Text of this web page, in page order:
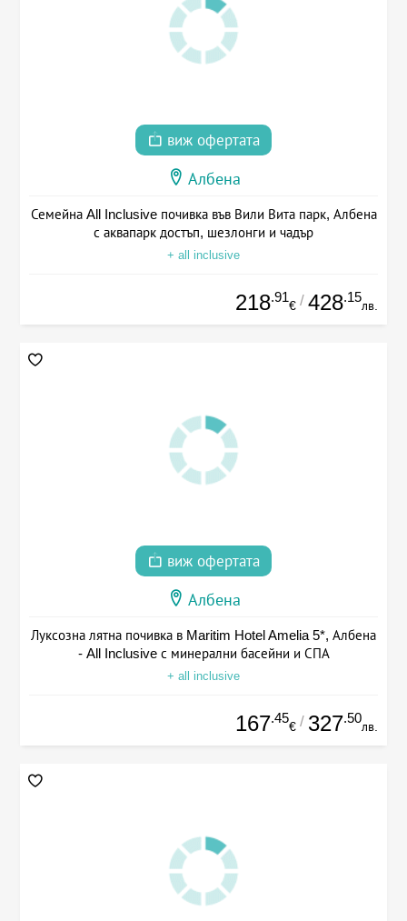
виж офертата
Албена
Семейна All Inclusive почивка във Вили Вита парк, Албена
с аквапарк достъп, шезлонги и чадър
+ all inclusive
218.91
€ / 428.15
лв.
виж офертата
Албена
Луксозна лятна почивка в Maritim Hotel Amelia 5*, Албена
- All Inclusive с минерални басейни и СПА
+ all inclusive
167.45
€ / 327.50
лв.